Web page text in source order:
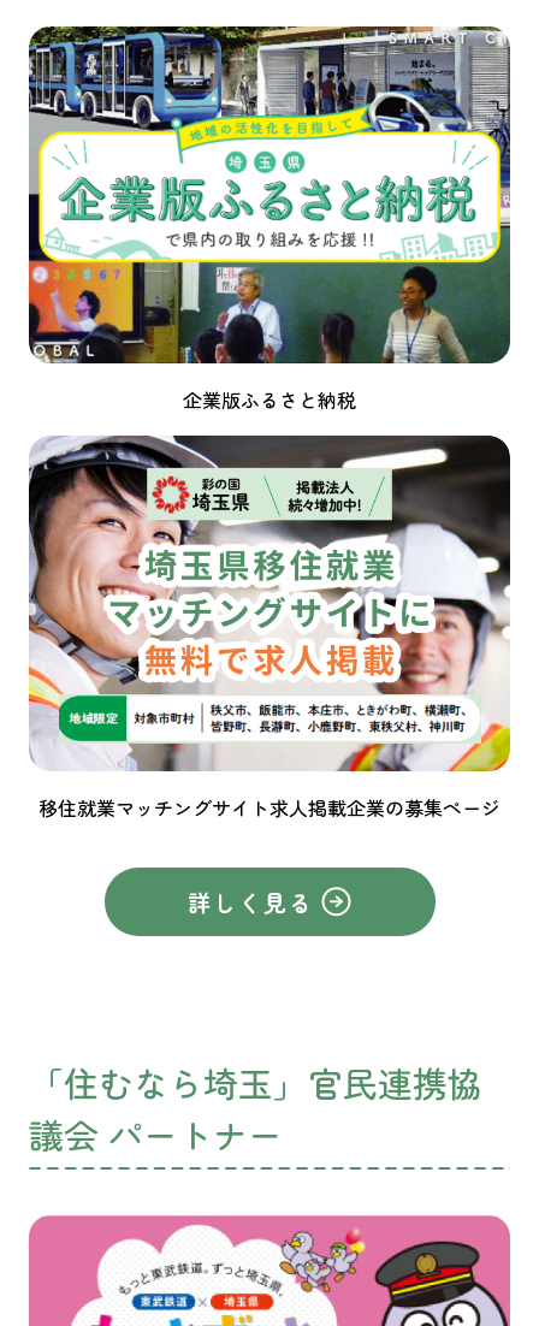
企業版ふるさと納税
移住就業マッチングサイト求人掲載企業の募集ページ
詳しく見る
「住むなら埼玉」官民連携協
議会 パートナー